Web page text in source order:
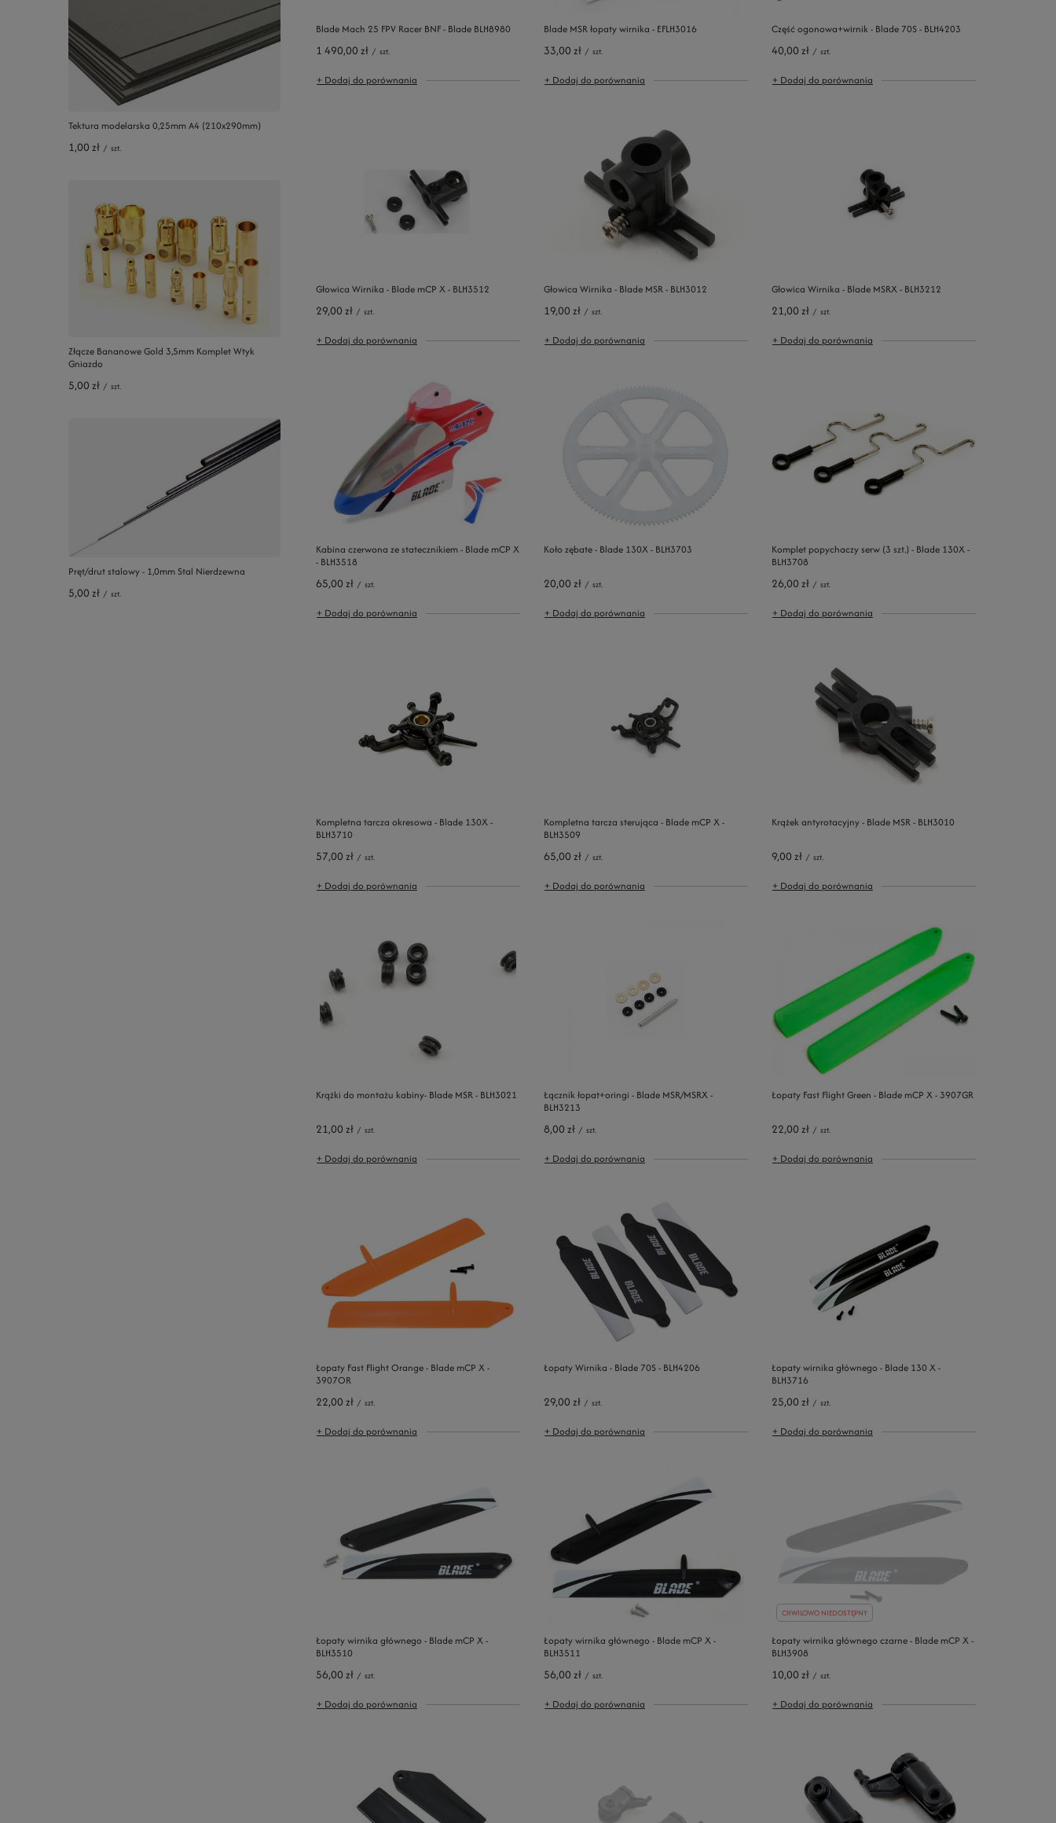
Tektura modelarska 0,25mm A4 (210x290mm)
1,00 zł / szt.
Złącze Bananowe Gold 3,5mm Komplet Wtyk
Gniazdo
5,00 zł / szt.
Pręt/drut stalowy - 1,0mm Stal Nierdzewna
5,00 zł / szt.
Blade Mach 25 FPV Racer BNF - Blade BLH8980
1 490,00 zł / szt.
+ Dodaj do porównania
Blade MSR łopaty wirnika - EFLH3016
33,00 zł / szt.
+ Dodaj do porównania
Część ogonowa+wirnik - Blade 70S - BLH4203
40,00 zł / szt.
+ Dodaj do porównania
Głowica Wirnika - Blade mCP X - BLH3512
29,00 zł / szt.
+ Dodaj do porównania
Głowica Wirnika - Blade MSR - BLH3012
19,00 zł / szt.
+ Dodaj do porównania
Głowica Wirnika - Blade MSRX - BLH3212
21,00 zł / szt.
+ Dodaj do porównania
Kabina czerwona ze statecznikiem - Blade mCP X
- BLH3518
65,00 zł / szt.
+ Dodaj do porównania
Koło zębate - Blade 130X - BLH3703
20,00 zł / szt.
+ Dodaj do porównania
Komplet popychaczy serw (3 szt.) - Blade 130X -
BLH3708
26,00 zł / szt.
+ Dodaj do porównania
Kompletna tarcza okresowa - Blade 130X -
BLH3710
57,00 zł / szt.
+ Dodaj do porównania
Kompletna tarcza sterująca - Blade mCP X -
BLH3509
65,00 zł / szt.
+ Dodaj do porównania
Krążek antyrotacyjny - Blade MSR - BLH3010
9,00 zł / szt.
+ Dodaj do porównania
Krążki do montażu kabiny- Blade MSR - BLH3021
21,00 zł / szt.
+ Dodaj do porównania
Łącznik łopat+oringi - Blade MSR/MSRX -
BLH3213
8,00 zł / szt.
+ Dodaj do porównania
Łopaty Fast Flight Green - Blade mCP X - 3907GR
22,00 zł / szt.
+ Dodaj do porównania
Łopaty Fast Flight Orange - Blade mCP X -
3907OR
22,00 zł / szt.
+ Dodaj do porównania
Łopaty Wirnika - Blade 70S - BLH4206
29,00 zł / szt.
+ Dodaj do porównania
Łopaty wirnika głównego - Blade 130 X -
BLH3716
25,00 zł / szt.
+ Dodaj do porównania
Łopaty wirnika głównego - Blade mCP X -
BLH3510
56,00 zł / szt.
+ Dodaj do porównania
Łopaty wirnika głównego - Blade mCP X -
BLH3511
56,00 zł / szt.
+ Dodaj do porównania
CHWILOWO NIEDOSTĘPNY
Łopaty wirnika głównego czarne - Blade mCP X -
BLH3908
10,00 zł / szt.
+ Dodaj do porównania